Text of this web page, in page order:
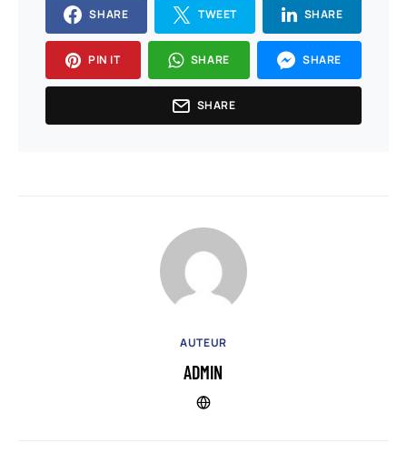
SHARE TWEET SHARE
PIN IT SHARE SHARE
SHARE
AUTEUR
ADMIN